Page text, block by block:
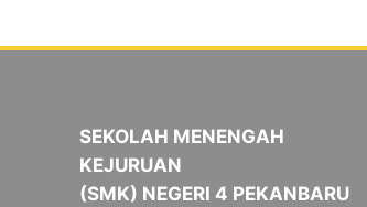
SEKOLAH MENENGAH
KEJURUAN
(SMK) NEGERI 4 PEKANBARU